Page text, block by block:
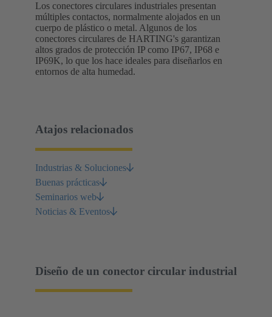
Los conectores circulares industriales presentan
múltiples contactos, normalmente alojados en un
cuerpo de plástico o metal. Algunos de los
conectores circulares de HARTING's garantizan
altos grados de protección IP como IP67, IP68 e
IP69K, lo que los hace ideales para diseñarlos en
entornos de alta humedad.
Atajos relacionados
Industrias & Soluciones
Buenas prácticas
Seminarios web
Noticias & Eventos
Diseño de un conector circular industrial